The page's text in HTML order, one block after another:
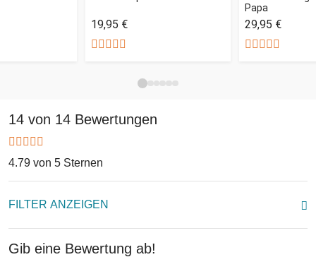
einem einzigartigen Geschenk mit persönlichem Touch. Ob
zum Vatertag oder als kleines Dankeschön zwischendurch,
Dein Papa wird mit Sicherheit begeistert sein und Dich
19,95 €
Papa
29,95 €
14 von 14 Bewertungen
4.79 von 5 Sternen
FILTER ANZEIGEN
Gib eine Bewertung ab!